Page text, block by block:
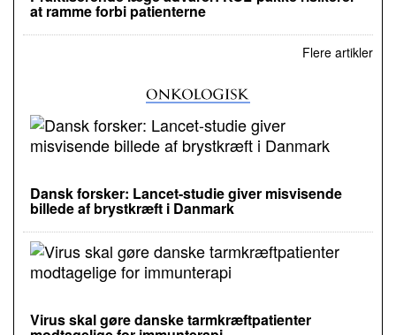
at ramme forbi patienterne
Flere artikler
Dansk forsker: Lancet-studie giver misvisende
billede af brystkræft i Danmark
Virus skal gøre danske tarmkræftpatienter